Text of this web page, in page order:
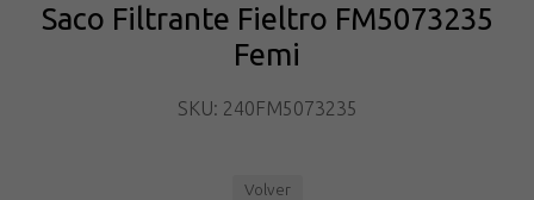
Saco Filtrante Fieltro FM5073235
Femi
SKU: 240FM5073235
Volver